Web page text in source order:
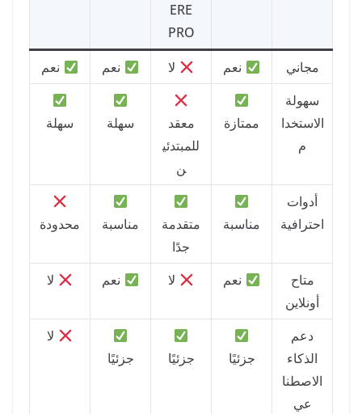
ERE
PRO
مجاني نعم لا نعم
نعم
سهولة
الاستخدا
م
ممتازة
معقد
للمبتدئي
ن
سهلة سهلة
أدوات
احترافية
مناسبة
متقدمة
جدًا
مناسبة محدودة
متاح
أونلاين
نعم لا نعم لا
دعم
الذكاء
الاصطنا
عي
جزئيًا جزئيًا جزئيًا
لا